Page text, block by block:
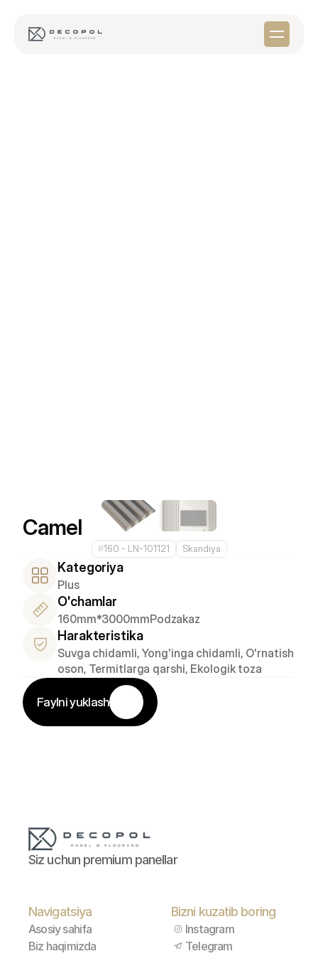
Camel
#160 - LN-101121 Skandiya
Kategoriya
Plus
O'chamlar
160mm*3000mmPodzakaz
Harakteristika
Suvga chidamli, Yong'inga chidamli, O'rnatish
oson, Termitlarga qarshi, Ekologik toza
Faylni yuklash
Siz uchun premium panellar
Navigatsiya
Asosiy sahifa
Biz haqimizda
Bizni kuzatib boring
Instagram
Telegram